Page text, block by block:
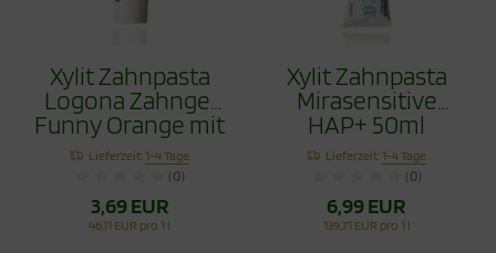
Xylit Zahnpasta
Logona Zahngel
Funny Orange mit
Hydroxyapapitit
75ml
Lieferzeit:1-4 Tage
(0)
3,69 EUR
46,11 EUR pro 1 l
Xylit Zahnpasta
Mirasensitive
HAP+ 50ml
Lieferzeit:1-4 Tage
(0)
6,99 EUR
139,71 EUR pro 1 l